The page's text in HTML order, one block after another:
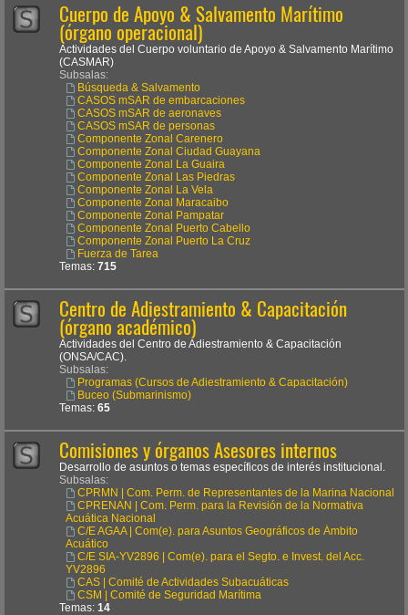
Cuerpo de Apoyo & Salvamento Marítimo
(órgano operacional)
Actividades del Cuerpo voluntario de Apoyo & Salvamento Marítimo
(CASMAR)
Subsalas:
Búsqueda & Salvamento
CASOS mSAR de embarcaciones
CASOS mSAR de aeronaves
CASOS mSAR de personas
Componente Zonal Carenero
Componente Zonal Ciudad Guayana
Componente Zonal La Guaira
Componente Zonal Las Piedras
Componente Zonal La Vela
Componente Zonal Maracaibo
Componente Zonal Pampatar
Componente Zonal Puerto Cabello
Componente Zonal Puerto La Cruz
Fuerza de Tarea
Temas: 715
Centro de Adiestramiento & Capacitación
(órgano académico)
Actividades del Centro de Adiestramiento & Capacitación
(ONSA/CAC).
Subsalas:
Programas (Cursos de Adiestramiento & Capacitación)
Buceo (Submarinismo)
Temas: 65
Comisiones y órganos Asesores internos
Desarrollo de asuntos o temas específicos de interés institucional.
Subsalas:
CPRMN | Com. Perm. de Representantes de la Marina Nacional
CPRENAN | Com. Perm. para la Revisión de la Normativa
Acuática Nacional
C/E AGAA | Com(e). para Asuntos Geográficos de Ámbito
Acuático
C/E SIA-YV2896 | Com(e). para el Segto. e Invest. del Acc.
YV2896
CAS | Comité de Actividades Subacuáticas
CSM | Comité de Seguridad Marítima
Temas: 14